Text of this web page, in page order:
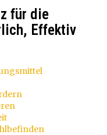
für die
Effektiv